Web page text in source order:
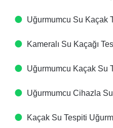
Uğurmumcu Su Kaçak
Kameralı Su Kaçağı
Uğurmumcu Kaçak Su
Uğurmumcu Cihazla
Kaçak Su Tespiti​